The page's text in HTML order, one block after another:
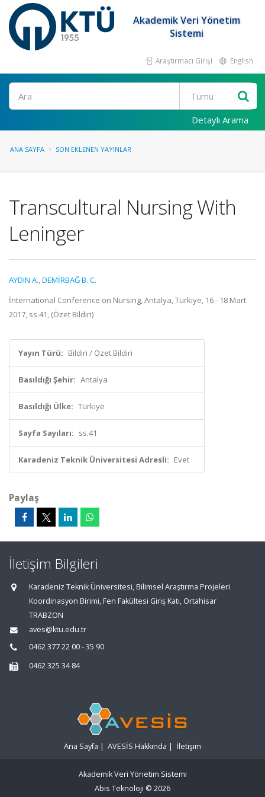
Akademik Veri Yönetim
Sistemi
Araştırmacı Girişi English
Ara
Detaylı Arama
ANA SAYFA SON EKLENEN YAYINLAR
Transcultural Nursing With
Leninger
AYDIN A.,DEMİRBAĞ B. C.
İnternational Conference on Nursing, Antalya, Türkiye, 16 - 18 Mart
2017, ss.41, (Özet Bildiri)
Yayın Türü: Bildiri / Özet Bildiri
Basıldığı Şehir: Antalya
Basıldığı Ülke: Türkiye
Sayfa Sayıları: ss.41
Karadeniz Teknik Üniversitesi Adresli: Evet
Paylaş
İletişim Bilgileri
Karadeniz Teknik Üniversitesi, Bilimsel Araştırma Projeleri
Koordinasyon Birimi, Fen Fakültesi Giriş Katı, Ortahisar
TRABZON
aves@ktu.edu.tr
0462 377 22 00 - 35 90
0462 325 34 84
Ana Sayfa | AVESİS Hakkında | İletişim
Akademik Veri Yönetim Sistemi
Abis Teknoloji © 2026